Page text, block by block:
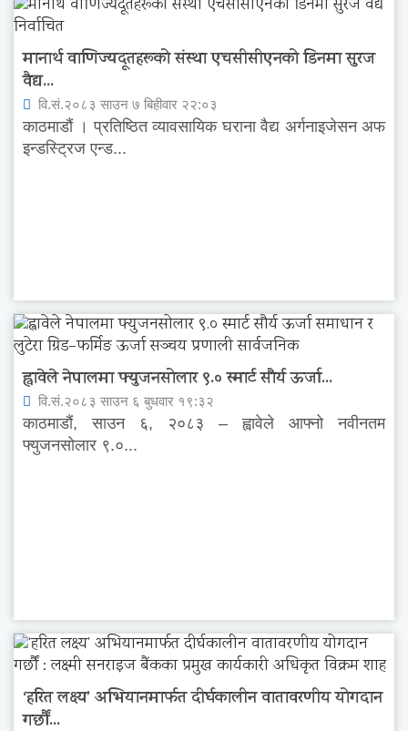
मानार्थ वाणिज्यदूतहरूको संस्था एचसीसीएनको डिनमा सुरज
वैद्य...
वि.सं.२०८३ साउन ७ बिहीवार २२:०३
काठमाडौं । प्रतिष्ठित व्यावसायिक घराना वैद्य अर्गनाइजेसन अफ
इन्डस्ट्रिज एन्ड...
ह्वावेले नेपालमा फ्युजनसोलार ९.० स्मार्ट सौर्य ऊर्जा...
वि.सं.२०८३ साउन ६ बुधवार १९:३२
काठमाडौं, साउन ६, २०८३ – ह्वावेले आफ्नो नवीनतम
फ्युजनसोलार ९.०...
‘हरित लक्ष्य’ अभियानमार्फत दीर्घकालीन वातावरणीय योगदान
गर्छौं...